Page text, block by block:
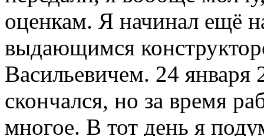
оценкам. Я начинал ещё
выдающимся
Васильевичем. 24 января
скончался, но за время
многое. В тот день я